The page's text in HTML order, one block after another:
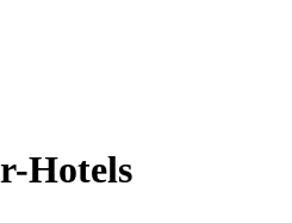
Hotels